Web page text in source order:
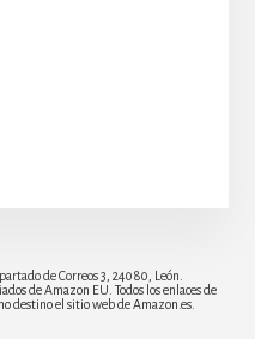
de Correos 3, 24080, León.
de Amazon EU. Todos los enlaces de
destino el sitio web de Amazon.es.